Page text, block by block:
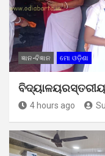
ଜ୍ଞାନ-ବିଜ୍ଞାନ ମୋ ଓଡ଼ିଶା
ବିଦ୍ୟାଳୟରସ୍ତରୀୟ
4 hours ago